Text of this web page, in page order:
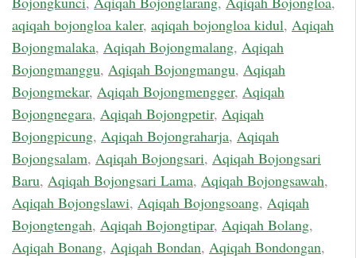
aqiqah bojongloa kaler, aqiqah bojongloa kidul, Aqiqah
Bojongmalaka, Aqiqah Bojongmalang, Aqiqah
Bojongmanggu, Aqiqah Bojongmangu, Aqiqah
Bojongmekar, Aqiqah Bojongmengger, Aqiqah
Bojongnegara, Aqiqah Bojongpetir, Aqiqah
Bojongpicung, Aqiqah Bojongraharja, Aqiqah
Bojongsalam, Aqiqah Bojongsari, Aqiqah Bojongsari
Baru, Aqiqah Bojongsari Lama, Aqiqah Bojongsawah,
Aqiqah Bojongslawi, Aqiqah Bojongsoang, Aqiqah
Bojongtengah, Aqiqah Bojongtipar, Aqiqah Bolang,
Aqiqah Bonang, Aqiqah Bondan, Aqiqah Bondongan,